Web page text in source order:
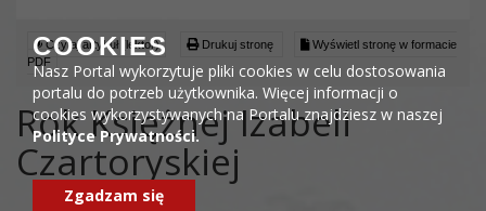
Czytaj artykuł (lektor) Drukuj stronę
Wyświetl stronę w formacie
PDF
Rok Księżnej Izabeli
Czartoryskiej
COOKIES
Nasz Portal wykorzytuje pliki cookies w celu dostosowania
portalu do potrzeb użytkownika. Więcej informacji o
cookies wykorzystywanych na Portalu znajdziesz w naszej
Polityce Prywatności.
Zgadzam się